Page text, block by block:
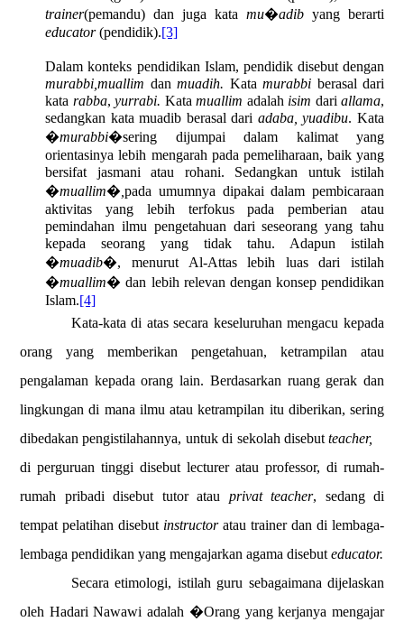
trainer(pemandu) dan juga katamu�adibyang berarti
educator(pendidik).[3]
Dalam konteks pendidikan Islam, pendidik disebut dengan
murabbi,muallim danmuadih. Katamurabbi berasal dari
kata rabba,yurrabi. Katamuallim adalah isim dariallama,
sedangkan kata muadib berasal dari adaba, yuadibu. Kata
�murabbi�sering dijumpai dalam kalimat yang
orientasinya lebih mengarah pada pemeliharaan, baik yang
bersifat jasmani atau rohani. Sedangkan untuk istilah
�muallim�,pada umumnya dipakai dalam pembicaraan
aktivitas yang lebih terfokus pada pemberian atau
pemindahan ilmu pengetahuan dari seseorang yang tahu
kepada seorang yang tidak tahu. Adapun istilah
�muadib�, menurut Al-Attas lebih luas dari istilah
�muallim� dan lebih relevan dengan konsep pendidikan
Islam.[4]
Kata-kata di atas secara keseluruhan mengacu kepada
orang yang memberikan pengetahuan, ketrampilan atau
pengalaman kepada orang lain. Berdasarkan ruang gerak dan
lingkungan di mana ilmu atau ketrampilan itu diberikan, sering
dibedakan pengistilahannya, untuk di sekolah disebutteacher,
di perguruan tinggi disebut lecturer atau professor, di rumah-
rumah pribadi disebut tutor atau privat teacher, sedang di
tempat pelatihan disebut instructoratau trainer dan di lembaga-
lembaga pendidikan yang mengajarkan agama disebut educator.
Secara etimologi, istilah guru sebagaimana dijelaskan
oleh Hadari Nawawi adalah �Orang yang kerjanya mengajar